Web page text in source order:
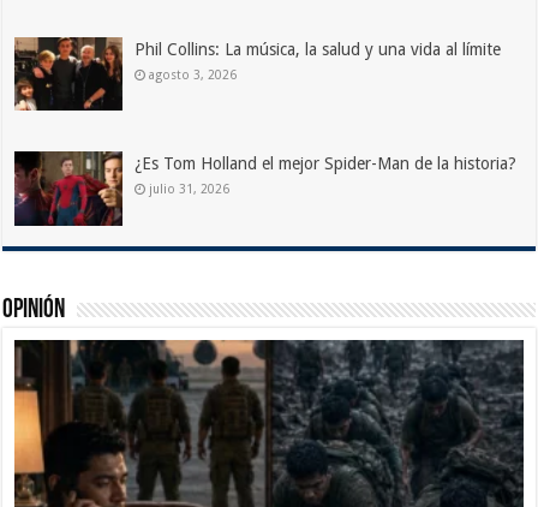
Phil Collins: La música, la salud y una vida al límite
agosto 3, 2026
¿Es Tom Holland el mejor Spider-Man de la historia?
julio 31, 2026
Opinión